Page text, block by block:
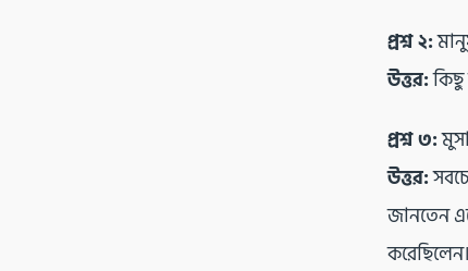
প্রশ্ন ২:
উত্তর:কিছু
প্রশ্ন ৩:
উত্তর:
জানতেন
করেছিলেন।